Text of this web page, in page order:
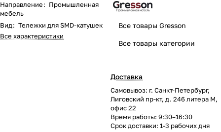
Направление: Промышленная
мебель
Вид: Тележки для SMD-катушек
Все характеристики
Все товары Gresson
Все товары категории
Доставка
Самовывоз: г. Санкт-Петербург,
Лиговский пр-кт, д. 246 литера М,
офис 22
Время работы: 9:30–16:30
Срок доставки: 1-3 рабочих дня